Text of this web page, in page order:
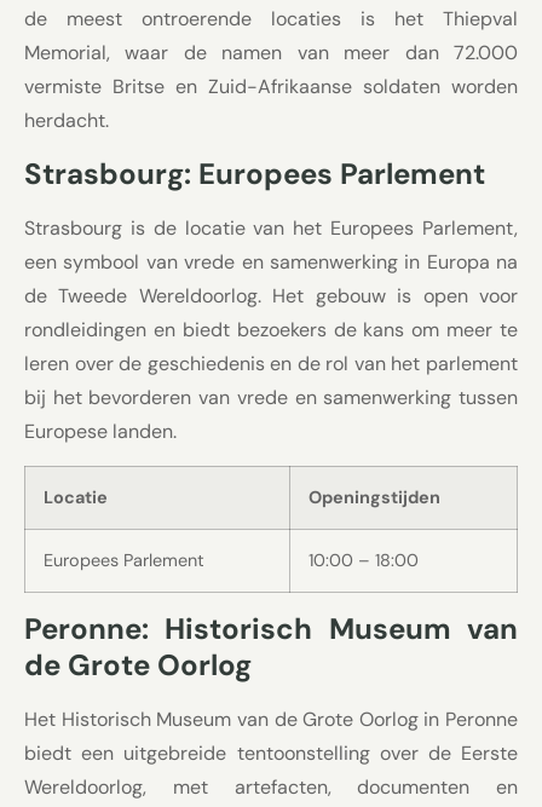
de meest ontroerende locaties is het Thiepval
Memorial, waar de namen van meer dan 72.000
vermiste Britse en Zuid-Afrikaanse soldaten worden
herdacht.
Strasbourg: Europees Parlement
Strasbourg is de locatie van het Europees Parlement,
een symbool van vrede en samenwerking in Europa na
de Tweede Wereldoorlog. Het gebouw is open voor
rondleidingen en biedt bezoekers de kans om meer te
leren over de geschiedenis en de rol van het parlement
bij het bevorderen van vrede en samenwerking tussen
Europese landen.
Locatie Openingstijden
Europees Parlement 10:00 – 18:00
Peronne: Historisch Museum van
de Grote Oorlog
Het Historisch Museum van de Grote Oorlog in Peronne
biedt een uitgebreide tentoonstelling over de Eerste
Wereldoorlog, met artefacten, documenten en